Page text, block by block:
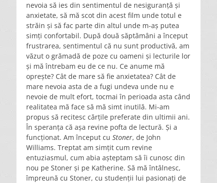
nevoia să ies din sentimentul de nesiguranță și
anxietate, să mă scot din acest film unde totul e
străin și să fac parte din altul unde m-aș putea
simți confortabil. După două săptămâni a început
frustrarea, sentimentul că nu sunt productivă, am
văzut o grămadă de poze cu oameni și lecturile lor
și mă întrebam eu de ce nu. Ce anume mă
oprește? Cât de mare să fie anxietatea? Cât de
mare nevoia asta de a fugi undeva unde nu e
nevoie de mult efort, tocmai în perioada asta când
realitatea mă face să mă simt inutilă. Mi-am
propus să recitesc cărțile preferate din ultimii ani.
În speranța că așa revine pofta de lectură. Și a
funcționat. Am început cu Stoner, de John
Williams. Treptat am simțit cum revine
entuziasmul, cum abia așteptam să îi cunosc din
nou pe Stoner și pe Katherine. Să mă întâlnesc,
împreună cu Stoner, cu studenții lui pasionați de